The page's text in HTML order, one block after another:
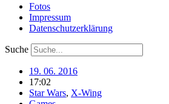
Fotos
Impressum
Datenschutzerklärung
Suche
19. 06. 2016
17:02
Star Wars, X-Wing